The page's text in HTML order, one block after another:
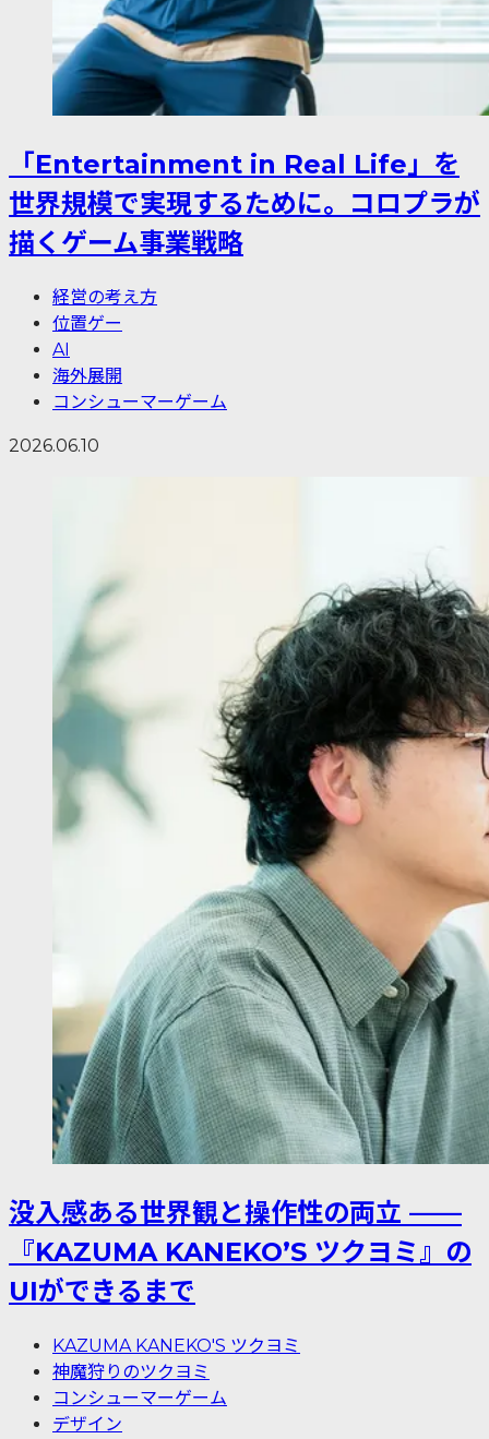
「Entertainment in Real Life」を
世界規模で実現するために。コロプラが
描くゲーム事業戦略
経営の考え方
位置ゲー
AI
海外展開
コンシューマーゲーム
2026.06.10
没入感ある世界観と操作性の両立 ——
『KAZUMA KANEKO’S ツクヨミ』の
UIができるまで
KAZUMA KANEKO'S ツクヨミ
神魔狩りのツクヨミ
コンシューマーゲーム
デザイン